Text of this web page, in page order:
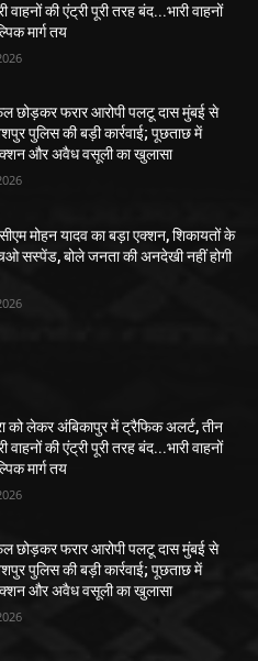
वाहनों की एंट्री पूरी तरह बंद...भारी वाहनों
मार्ग तय
छोड़कर फरार आरोपी पलटू दास मुंबई से
पुलिस की बड़ी कार्रवाई; पूछताछ में
और अवैध वसूली का खुलासा
मोहन यादव का बड़ा एक्शन, शिकायतों के
सस्पेंड, बोले जनता की अनदेखी नहीं होगी
को लेकर अंबिकापुर में ट्रैफिक अलर्ट, तीन
वाहनों की एंट्री पूरी तरह बंद...भारी वाहनों
मार्ग तय
छोड़कर फरार आरोपी पलटू दास मुंबई से
पुलिस की बड़ी कार्रवाई; पूछताछ में
और अवैध वसूली का खुलासा